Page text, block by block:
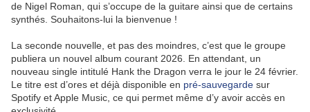
de Nigel Roman, qui s’occupe de la guitare ainsi que de certains
synthés. Souhaitons-lui la bienvenue !
La seconde nouvelle, et pas des moindres, c’est que le groupe
publiera un nouvel album courant 2026. En attendant, un
nouveau single intitulé Hank the Dragon verra le jour le 24 février.
Le titre est d’ores et déjà disponible en pré-sauvegarde sur
Spotify et Apple Music, ce qui permet même d’y avoir accès en